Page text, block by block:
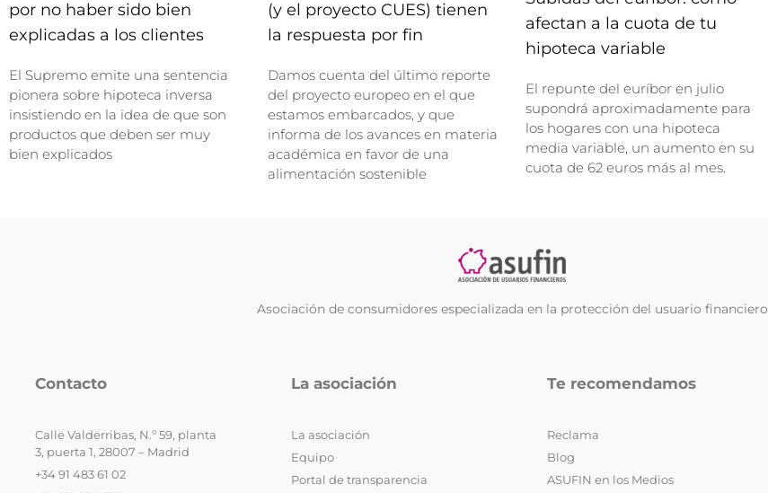
por no haber sido bien
explicadas a los clientes
El Supremo emite una sentencia
pionera sobre hipoteca inversa
insistiendo en la idea de que son
productos que deben ser muy
bien explicados
(y el proyecto CUES) tienen
la respuesta por fin
Damos cuenta del último reporte
del proyecto europeo en el que
estamos embarcados, y que
informa de los avances en materia
académica en favor de una
alimentación sostenible
afectan a la cuota de tu
hipoteca variable
El repunte del euríbor en julio
supondrá aproximadamente para
los hogares con una hipoteca
media variable, un aumento en su
cuota de 62 euros más al mes.
Asociación de consumidores especializada en la protección del usuario financiero
Contacto
Calle Valderribas, N.º 59, planta
3, puerta 1, 28007 – Madrid
+34 91 483 61 02
La asociación
La asociación
Equipo
Portal de transparencia
Te recomendamos
Reclama
Blog
ASUFIN en los Medios